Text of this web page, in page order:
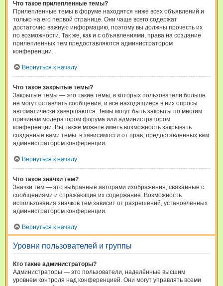
Что такое прилепленные темы?
Прилепленные темы в форуме находятся ниже всех объявлений и
только на его первой странице. Они чаще всего содержат
достаточно важную информацию, поэтому вы должны прочесть их
по возможности. Так же, как и с объявлениями, права на создание
прилепленных тем предоставляются администратором
конференции.
Вернуться к началу
Что такое закрытые темы?
Закрытые темы — это такие темы, в которых пользователи больше
не могут оставлять сообщения, и все находящиеся в них опросы
автоматически завершаются. Темы могут быть закрыты по многим
причинам модератором форума или администратором
конференции. Вы также можете иметь возможность закрывать
созданные вами темы, в зависимости от прав, предоставленных вам
администратором конференции.
Вернуться к началу
Что такое значки тем?
Значки тем — это выбранные авторами изображения, связанные с
сообщениями и отражающие их содержание. Возможность
использования значков тем зависит от разрешений, установленных
администратором конференции.
Вернуться к началу
Уровни пользователей и группы
Кто такие администраторы?
Администраторы — это пользователи, наделённые высшим
уровнем контроля над конференцией. Они могут управлять всеми